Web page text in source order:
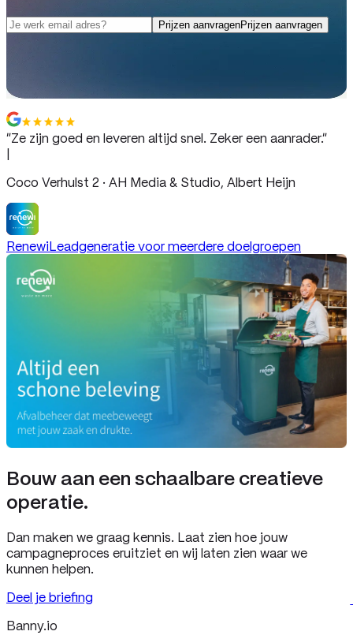
Prijzen aanvragenPrijzen aanvragen
We gaan je (bijna) niet spammen.
“Ze zijn goed en leveren altijd snel. Zeker een aanrader.”
Coco Verhulst 2 · AH Media & Studio, Albert Heijn
RenewiLeadgeneratie voor meerdere doelgroepen
Bouw aan een schaalbare creatieve
operatie.
Dan maken we graag kennis. Laat zien hoe jouw
campagneproces eruitziet en wij laten zien waar we
kunnen helpen.
Deel je briefing
Banny.io